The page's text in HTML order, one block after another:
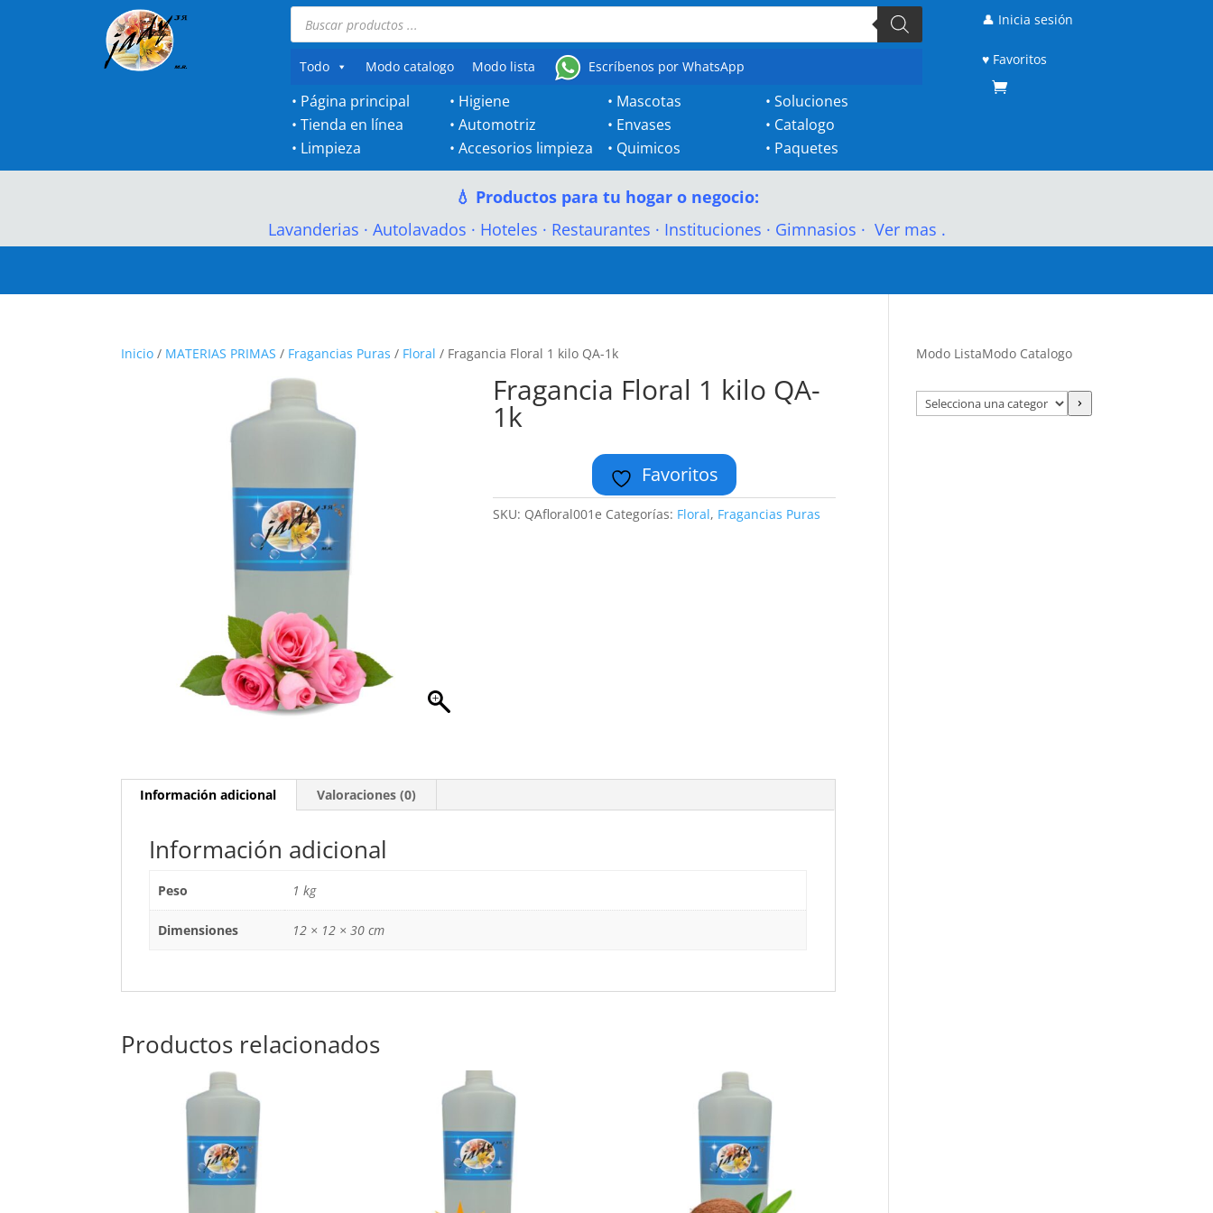
Búsqueda
productos
Todo
Modo catalogo Modo lista Escríbenos por WhatsApp
• Página principal
•Tienda en línea
• Limpieza
• Higiene
•Automotriz
•Accesorios limpieza
• Mascotas
• Envases
• Quimicos
•Soluciones
• Catalogo
• Paquetes
👤 Inicia sesión
♥ Favoritos
💧 Productos para tu hogar o negocio:
Lavanderias · Autolavados · Hoteles · Restaurantes · Instituciones · Gimnasios · Ver mas .
Inicio / MATERIAS PRIMAS / Fragancias Puras / Floral / Fragancia Floral 1 kilo QA-1k
Fragancia Floral 1 kilo QA-
1k
Favoritos
SKU: QAfloral001e Categorías: Floral, Fragancias Puras
Información adicional Valoraciones (0)
Información adicional
Peso 1 kg
Dimensiones 12 × 12 × 30 cm
Productos relacionados
Modo ListaModo Catalogo
Selecciona
una